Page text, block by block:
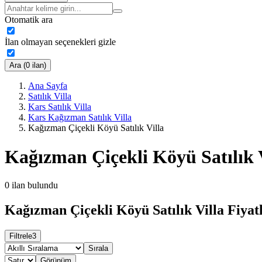
Otomatik ara
İlan olmayan seçenekleri gizle
Ara (0 ilan)
Ana Sayfa
Satılık Villa
Kars Satılık Villa
Kars Kağızman Satılık Villa
Kağızman Çiçekli Köyü Satılık Villa
Kağızman Çiçekli Köyü Satılık
0 ilan bulundu
Kağızman Çiçekli Köyü Satılık Villa
Filtrele3
Sırala